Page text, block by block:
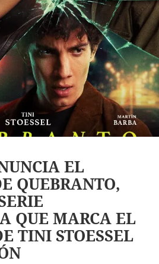
EL
QUEBRANTO,
QUE MARCA EL
TINI STOESSEL